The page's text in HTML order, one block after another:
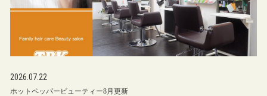
2026.07.22
ホットペッパービューティー8月更新